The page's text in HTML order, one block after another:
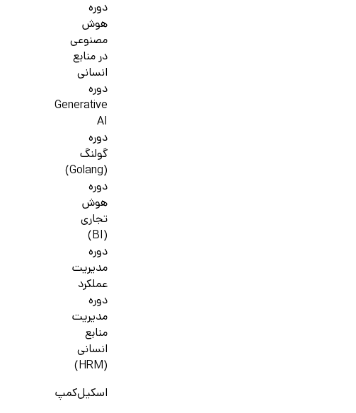
دوره
هوش
مصنوعی
در منابع
انسانی
دوره
Generative
AI
دوره
گولنگ
(Golang)
دوره
هوش
تجاری
(BI)
دوره
مدیریت
عملکرد
دوره
مدیریت
منابع
انسانی
(HRM)
اسکیل‌کمپ